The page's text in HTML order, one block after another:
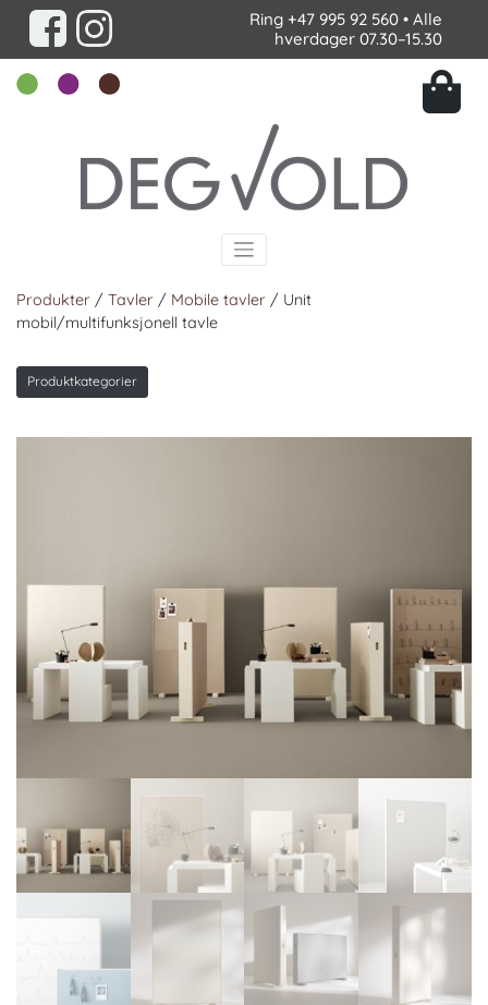
Ring +47 995 92 560 • Alle
hverdager 07.30–15.30
Produkter / Tavler / Mobile tavler / Unit
mobil/multifunksjonell tavle
Produktkategorier